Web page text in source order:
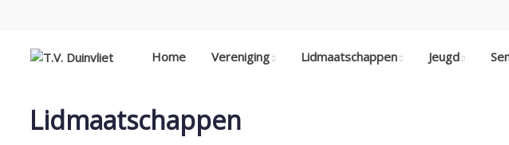
Home Vereniging Lidmaatschappen Jeugd
Lidmaatschappen